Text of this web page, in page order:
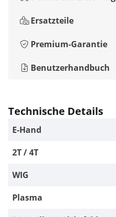
Ersatzteile
Premium-Garantie
Benutzerhandbuch
Technische Details
E-Hand
2T / 4T
WIG
Plasma